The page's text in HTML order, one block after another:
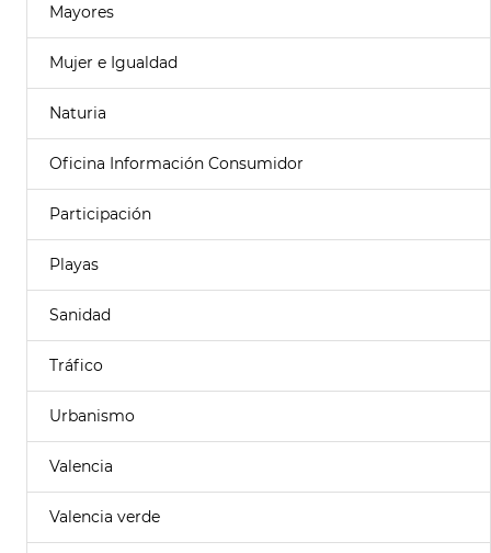
Mayores
Mujer e Igualdad
Naturia
Oficina Información Consumidor
Participación
Playas
Sanidad
Tráfico
Urbanismo
Valencia
Valencia verde